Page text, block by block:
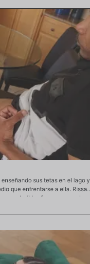
sus tetas en el lago y
que enfrentarse a ella. Rissa
él le dice que no se lo
ella está hablando de sexo
la universidad. Preparado
P, por supuesto, se
pero cuando ella saca esas
carnes, los melones pueden
boca de Rissa. Joder, sabe